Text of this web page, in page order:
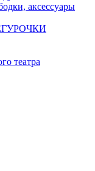
аксессуары
театра